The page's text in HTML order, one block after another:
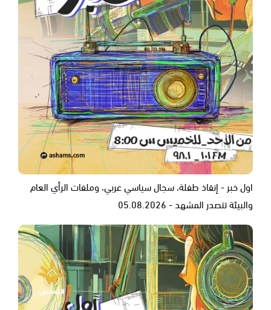
اول خبر - إنقاذ طفلة، سجال سياسي عربي، وملفات الرأي العام
والبيئة تتصدر المشهد - 05.08.2026